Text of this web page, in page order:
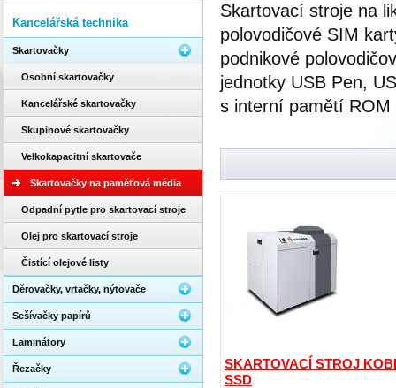
Skartovací stroje na
polovodičové SIM
podnikové
jednotky USB Pen,
s interní pamětí ROM
SKARTOVACÍ STROJ
SSD
Kancelářská technika
Skartovačky
Osobní skartovačky
Kancelářské skartovačky
Skupinové skartovačky
Velkokapacitní skartovače
Skartovačky na paměťová média
Odpadní pytle pro skartovací stroje
Olej pro skartovací stroje
Čistící olejové listy
Děrovačky, vrtačky, nýtovače
Sešívačky papírů
Laminátory
Řezačky